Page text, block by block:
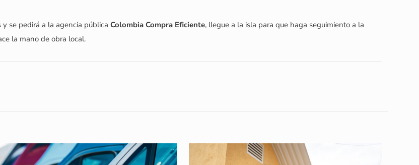
y se pedirá a la agencia públicaColombia Compra Eficiente, llegue a la isla para que haga seguimiento a la
la mano de obra local.